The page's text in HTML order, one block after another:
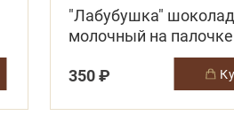
"Лабубушка" шоколад
молочный на палочке
350 ₽